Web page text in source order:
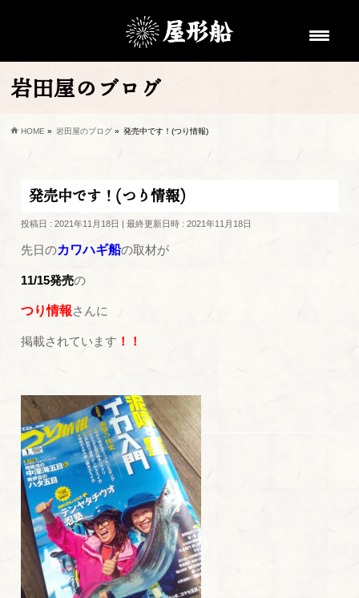
岩田屋のブログ
HOME » 岩田屋のブログ » 発売中です！(つり情報)
発売中です！(つり情報)
投稿日 : 2021年11月18日 最終更新日時 : 2021年11月18日
先日のカワハギ船の取材が
11/15発売の
つり情報さんに
掲載されています ！！